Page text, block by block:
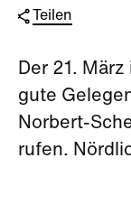
Teilen
Der 21. März
gute
Norbert-
rufen.